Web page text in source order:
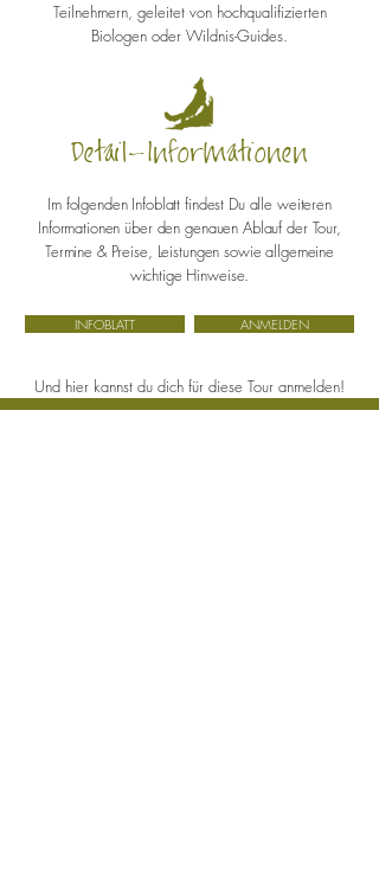
Teilnehmern, geleitet von hochqualifizierten
Biologen oder Wildnis-Guides.
Detail-Informationen
Im folgenden Infoblatt findest Du alle weiteren
Informationen über den genauen Ablauf der Tour,
Termine & Preise, Leistungen sowie allgemeine
wichtige Hinweise.
INFOBLATT ANMELDEN
Und hier kannst du dich für diese Tour anmelden!